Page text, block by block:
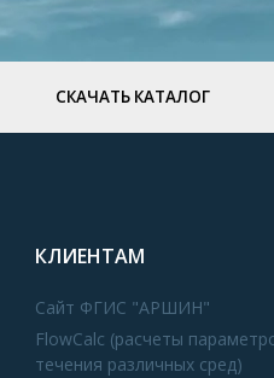
СКАЧАТЬ КАТАЛОГ
КЛИЕНТАМ
Сайт ФГИС "АРШИН"
FlowCalc (расчеты
течения различных сред)